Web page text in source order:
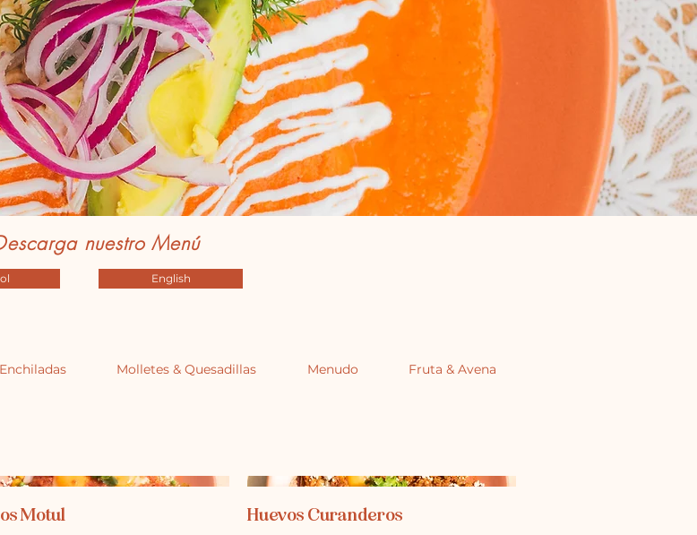
nuestro Menú
English
Molletes & Quesadillas Menudo Fruta & Avena
Motul Huevos Curanderos